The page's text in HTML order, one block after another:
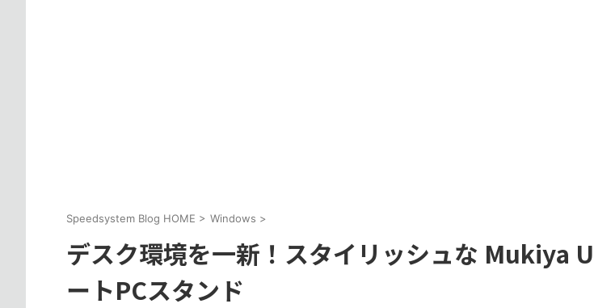
Speedsystem Blog HOME > Windows >
デスク環境を一新！スタイリッシュな Mukiya
ートPCスタンド